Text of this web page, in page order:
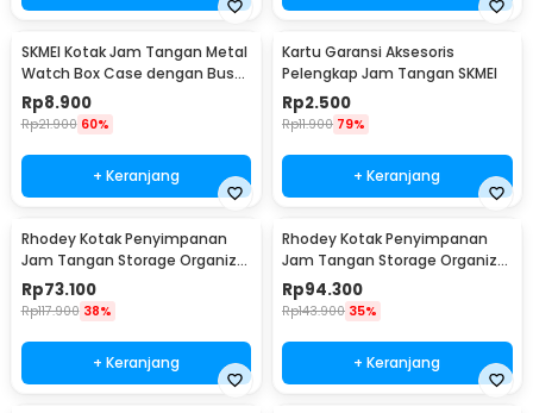
SKMEI Kotak Jam Tangan Metal
Watch Box Case dengan Busa
Pelindung
Rp8.900
Rp21.900 60%
+ Keranjang
Kartu Garansi Aksesoris
Pelengkap Jam Tangan SKMEI
Rp2.500
Rp11.900 79%
+ Keranjang
Rhodey Kotak Penyimpanan
Jam Tangan Storage Organizer
Watch Box 6 Slot - LS-006
Rp73.100
Rp117.900 38%
+ Keranjang
Rhodey Kotak Penyimpanan
Jam Tangan Storage Organizer
Luxury 12 Slot - Z-0003
Rp94.300
Rp143.900 35%
+ Keranjang